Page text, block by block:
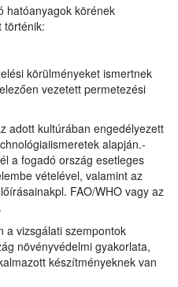
hatóanyagok körének
történik:
körülményeket ismertnek
vezetett permetezési
adott kultúrában engedélyezett
alapján.-
a fogadó ország esetleges
vételével, valamint az
FAO/WHO vagy az
a vizsgálati szempontok
növényvédelmi gyakorlata,
készítményeknek van